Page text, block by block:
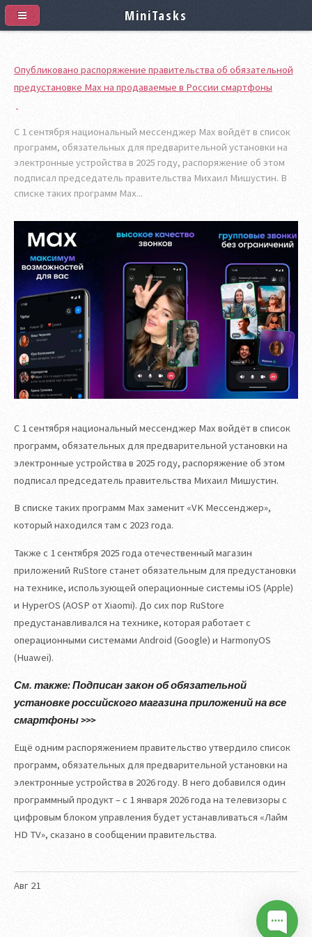
Опубликовано распоряжение правительства об обязательной
предустановке Max на продаваемые в России смартфоны
С 1 сентября национальный мессенджер Max войдёт в список
программ, обязательных для предварительной установки на
электронные устройства в 2025 году, распоряжение об этом
подписал председатель правительства Михаил Мишустин. В
списке таких программ Max...
Авг 21
С 1 сентября национальный мессенджер Max войдёт в список
программ, обязательных для предварительной установки на
электронные устройства в 2025 году, распоряжение об этом
подписал председатель правительства Михаил Мишустин.
В списке таких программ Max заменит «VK Мессенджер»,
который находился там с 2023 года.
Также с 1 сентября 2025 года отечественный магазин
приложений RuStore станет обязательным для предустановки
на технике, использующей операционные системы iOS (Apple)
и HyperOS (AOSP от Xiaomi). До сих пор RuStore
предустанавливался на технике, которая работает с
операционными системами Android (Google) и HarmonyOS
(Huawei).
См. также: Подписан закон об обязательной
установке российского магазина приложений на все
смартфоны >>>
Ещё одним распоряжением правительство утвердило список
программ, обязательных для предварительной установки на
электронные устройства в 2026 году. В него добавился один
программный продукт – с 1 января 2026 года на телевизоры с
цифровым блоком управления будет устанавливаться «Лайм
HD TV», сказано в сообщении правительства.
MiniTasks